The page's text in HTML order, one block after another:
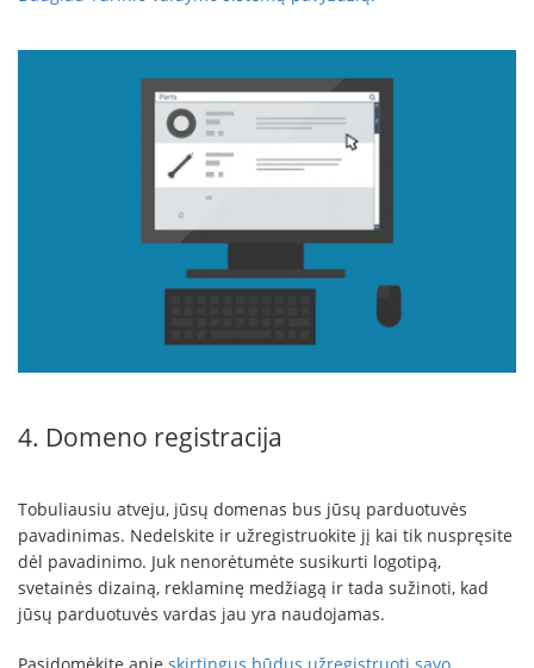
4. Domeno registracija
Tobuliausiu atveju, jūsų domenas bus jūsų parduotuvės
pavadinimas. Nedelskite ir užregistruokite jį kai tik nuspręsite
dėl pavadinimo. Juk nenorėtumėte susikurti logotipą,
svetainės dizainą, reklaminę medžiagą ir tada sužinoti, kad
jūsų parduotuvės vardas jau yra naudojamas.
Pasidomėkite apie skirtingus būdus užregistruoti savo